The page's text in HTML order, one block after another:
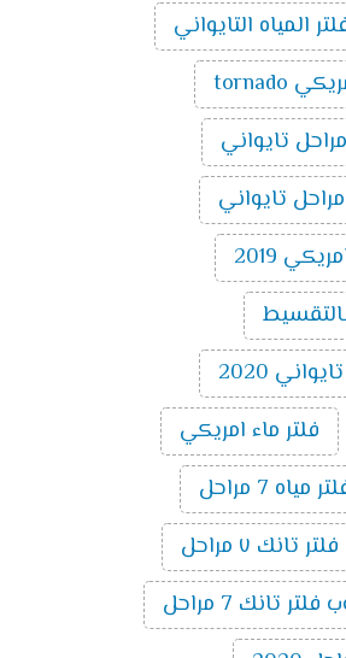
المياه التايواني
فلتر ماء امريكي
7 مراحل
فلتر تانك ٧ مراحل
تانك 7 مراحل